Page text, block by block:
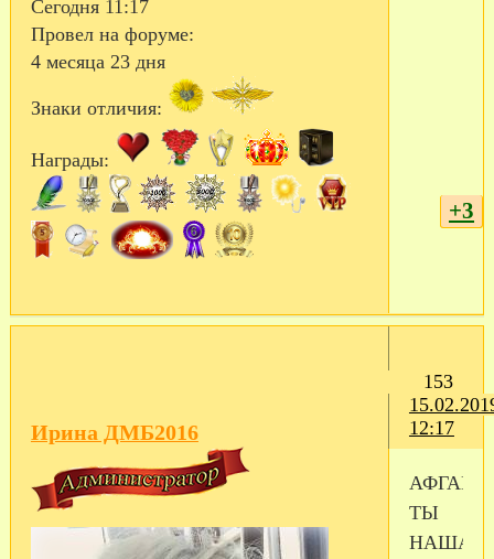
Сегодня 11:17
Провел на форуме:
4 месяца 23 дня
Знаки отличия:
Награды:
+3
153
12:17
Ирина ДМБ2016
ТЫ
НАША